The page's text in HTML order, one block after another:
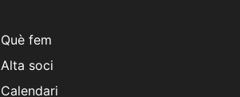
Què fem
Alta soci
Calendari